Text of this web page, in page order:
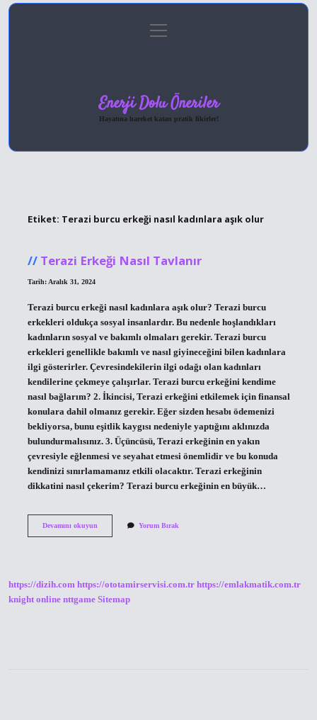
Gizlilik Politikası
menüyü
aç
Enerji Dolu Öneriler
Hayatına hareket katan pratik fikirler!
Etiket: Terazi burcu erkeği nasıl kadınlara aşık olur
Terazi Erkeği Nasıl Tavlanır
Tarih: Aralık 31, 2024
Terazi burcu erkeği nasıl kadınlara aşık olur? Terazi burcu
erkekleri oldukça sosyal insanlardır. Bu nedenle hoşlandıkları
kadınların sosyal ve bakımlı olmaları gerekir. Terazi burcu
erkekleri genellikle bakımlı ve nasıl giyineceğini bilen kadınlara
ilgi gösterirler. Çevresindekilerin ilgi odağı olan kadınları
kendilerine çekmeye çalışırlar. Terazi burcu erkeğini kendime
nasıl bağlarım? 2. İkincisi, Terazi erkeğini etkilemek için finansal
konulara dahil olmanız gerekir. Eğer sizden hesabı ödemenizi
bekliyorsa, bunu eşitlik kaygısı nedeniyle yaptığını aklınızda
bulundurmalısınız. 3. Üçüncüsü, Terazi erkeğinin en yakın
çevresiyle eğlenmesi ve seyahat etmesi önemlidir ve bu konuda
kendinizi sınırlamamanız etkili olacaktır. Terazi erkeğinin
dikkatini nasıl çekerim? Terazi burcu erkeğinin en büyük…
Devamını okuyunTerazi
Yorum Bırak
https://dizih.com https://ototamirservisi.com.tr https://emlakmatik.com.tr
knight online nttgame Sitemap